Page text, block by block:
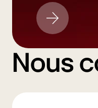
Mise
à
jour
Nous